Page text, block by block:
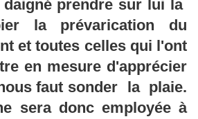
prendre sur lui la
la prévarication du
et toutes celles qui l'ont
en mesure d'apprécier
faut sonder la plaie.
sera donc employée à